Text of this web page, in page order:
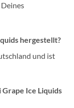
hergestellt?
und ist
Ice Liquids